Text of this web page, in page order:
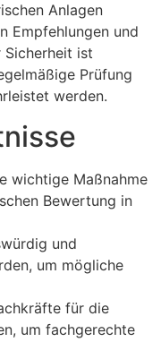
Anlagen
Empfehlungen und
Sicherheit ist
Prüfung
werden.
wichtige Maßnahme
Bewertung in
und
um mögliche
für die
um fachgerechte